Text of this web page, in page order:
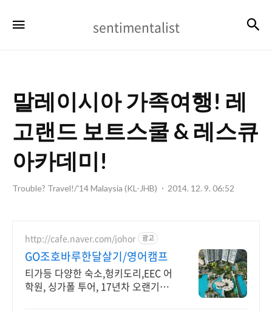
sentimentalist
말레이시아 가족여행! 레
고랜드 보트스쿨 & 레스큐
아카데미!
Trouble? Travel!/'14 Malaysia (KL-JHB) 2014. 12. 9. 06:52
http://cafe.naver.com/johor 광고
GO조호바루한달살기/영어캠프
티가등 다양한 숙소,헝키도리,EEC 어
학원, 싱가폴 투어, 17년차 오랜기간